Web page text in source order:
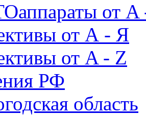
от A
от А - Я
от A - Z
РФ
область